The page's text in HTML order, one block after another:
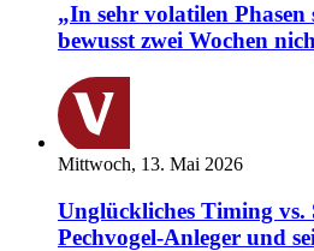
„In sehr volatilen Phasen
bewusst zwei Wochen
Mittwoch, 13. Mai 2026
Unglückliches Timing
Pechvogel-Anleger und